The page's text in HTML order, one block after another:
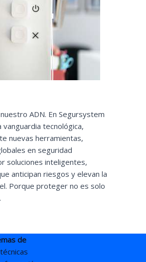
ADN. En Segursystem
vanguardia tecnológica,
nuevas herramientas,
en seguridad
soluciones inteligentes,
anticipan riesgos y elevan la
Porque proteger no es solo
de